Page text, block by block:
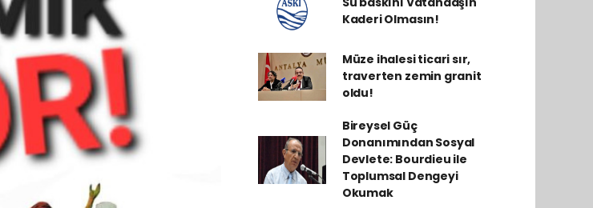
Kaderi Olmasın!
Müze ihalesi ticari sır,
traverten zemin granit
oldu!
Bireysel Güç
Donanımından Sosyal
Devlete: Bourdieu ile
Toplumsal Dengeyi
Okumak